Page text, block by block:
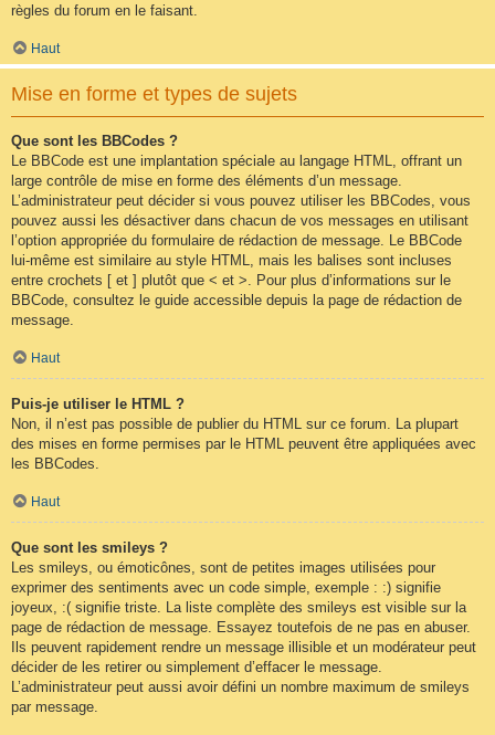
règles du forum en le faisant.
Haut
Mise en forme et types de sujets
Que sont les BBCodes ?
Le BBCode est une implantation spéciale au langage HTML, offrant un
large contrôle de mise en forme des éléments d’un message.
L’administrateur peut décider si vous pouvez utiliser les BBCodes, vous
pouvez aussi les désactiver dans chacun de vos messages en utilisant
l’option appropriée du formulaire de rédaction de message. Le BBCode
lui-même est similaire au style HTML, mais les balises sont incluses
entre crochets [ et ] plutôt que < et >. Pour plus d’informations sur le
BBCode, consultez le guide accessible depuis la page de rédaction de
message.
Haut
Puis-je utiliser le HTML ?
Non, il n’est pas possible de publier du HTML sur ce forum. La plupart
des mises en forme permises par le HTML peuvent être appliquées avec
les BBCodes.
Haut
Que sont les smileys ?
Les smileys, ou émoticônes, sont de petites images utilisées pour
exprimer des sentiments avec un code simple, exemple : :) signifie
joyeux, :( signifie triste. La liste complète des smileys est visible sur la
page de rédaction de message. Essayez toutefois de ne pas en abuser.
Ils peuvent rapidement rendre un message illisible et un modérateur peut
décider de les retirer ou simplement d’effacer le message.
L’administrateur peut aussi avoir défini un nombre maximum de smileys
par message.